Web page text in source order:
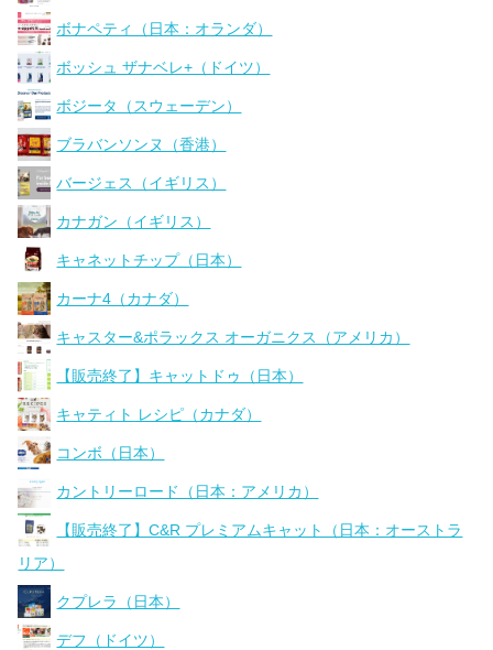
ボナペティ（日本：オランダ）
ボッシュ ザナベレ+（ドイツ）
ボジータ（スウェーデン）
ブラバンソンヌ（香港）
バージェス（イギリス）
カナガン（イギリス）
キャネットチップ（日本）
カーナ4（カナダ）
キャスター&ポラックス オーガニクス（アメリカ）
【販売終了】キャットドゥ（日本）
キャティト レシピ（カナダ）
コンボ（日本）
カントリーロード（日本：アメリカ）
【販売終了】C&R プレミアムキャット（日本：オーストラ
リア）
クプレラ（日本）
デフ（ドイツ）